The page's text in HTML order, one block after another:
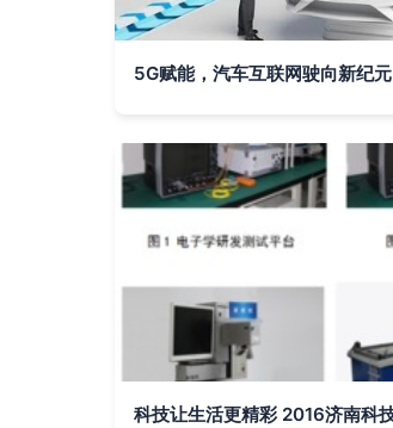
5G赋能，汽车互联网驶向新纪元